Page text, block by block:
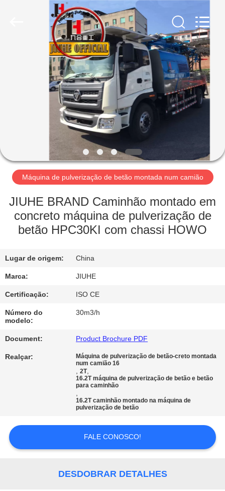
PRODUTOS
MOSTRA
DE
VR
SOBRE
NÓS
EXCURSÃO
DA
FÁBRICA
CONTROLE
DA
QUALIDADE
PEÇA
UMAS
CITAÇÕES
Máquina de pulverização de betão montada num camião
JIUHE BRAND Caminhão montado em
concreto máquina de pulverização de
betão HPC30KI com chassi HOWO
Lugar de origem: China
Marca: JIUHE
Certificação: ISO CE
Número do
modelo:
30m3/h
Document: Product Brochure PDF
Realçar:
Máquina de pulverização de betão-creto montada
num camião 16
,2T,
16.2T máquina de pulverização de betão e betão
para caminhão
,
16.2T caminhão montado na máquina de
pulverização de betão
FALE CONOSCO!
DESDOBRAR DETALHES